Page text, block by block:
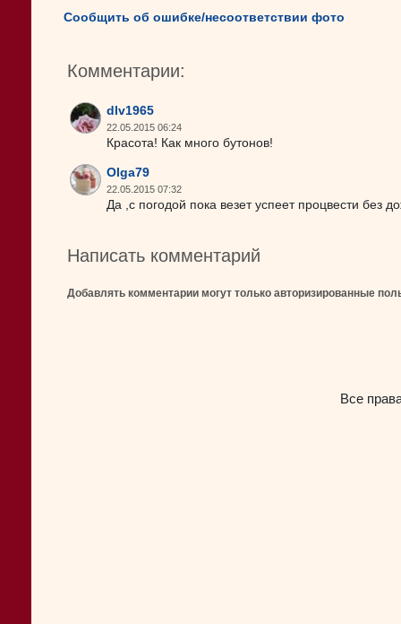
Сообщить об ошибке/несоответствии фото
Комментарии:
dlv1965
22.05.2015 06:24
Красота! Как много бутонов!
Olga79
22.05.2015 07:32
Да ,с погодой пока везет успеет процвести без
Написать комментарий
Добавлять комментарии могут только авторизированные
Все